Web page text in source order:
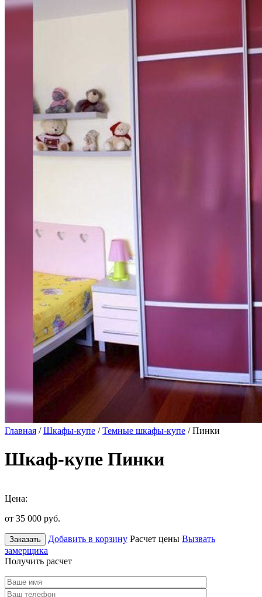
Главная /Шкафы-купе /Темные шкафы-купе / Пинки
Шкаф-купе Пинки
Цена:
от 35 000 руб.
Заказать Добавить в корзину Расчет цены Вызвать
замерщика
Получить расчет